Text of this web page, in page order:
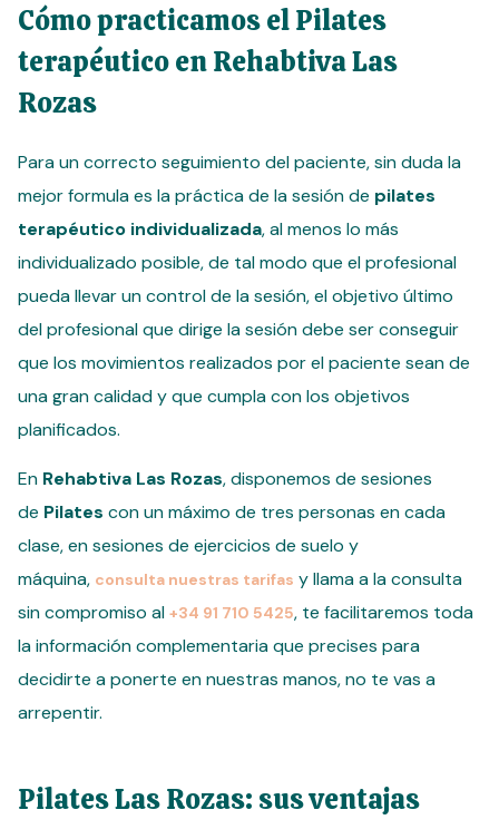
Cómo practicamos el Pilates
terapéutico en Rehabtiva Las
Rozas
Para un correcto seguimiento del paciente, sin duda la
mejor formula es la práctica de la sesión de pilates
terapéutico individualizada, al menos lo más
individualizado posible, de tal modo que el profesional
pueda llevar un control de la sesión, el objetivo último
del profesional que dirige la sesión debe ser conseguir
que los movimientos realizados por el paciente sean de
una gran calidad y que cumpla con los objetivos
planificados.
En Rehabtiva Las Rozas, disponemos de sesiones
de Pilates con un máximo de tres personas en cada
clase, en sesiones de ejercicios de suelo y
máquina, consulta nuestras tarifas y llama a la consulta
sin compromiso al +34 91 710 5425, te facilitaremos toda
la información complementaria que precises para
decidirte a ponerte en nuestras manos, no te vas a
arrepentir.
Pilates Las Rozas: sus ventajas